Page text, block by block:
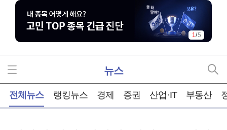
1/5
뉴스
전체뉴스 랭킹뉴스 경제 증권 산업·IT 부동산